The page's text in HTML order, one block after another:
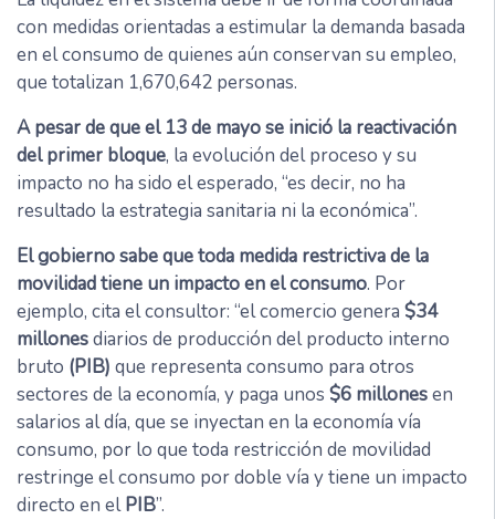
con medidas orientadas a estimular la demanda basada
en el consumo de quienes aún conservan su empleo,
que totalizan 1,670,642 personas.
A pesar de que el 13 de mayo se inició la reactivación
del primer bloque, la evolución del proceso y su
impacto no ha sido el esperado, “es decir, no ha
resultado la estrategia sanitaria ni la económica”.
El gobierno sabe que toda medida restrictiva de la
movilidad tiene un impacto en el consumo. Por
ejemplo, cita el consultor: “el comercio genera $34
millonesdiarios de producción del producto interno
bruto (PIB) que representa consumo para otros
sectores de la economía, y paga unos $6 millonesen
salarios al día, que se inyectan en la economía vía
consumo, por lo que toda restricción de movilidad
restringe el consumo por doble vía y tiene un impacto
directo en elPIB”.